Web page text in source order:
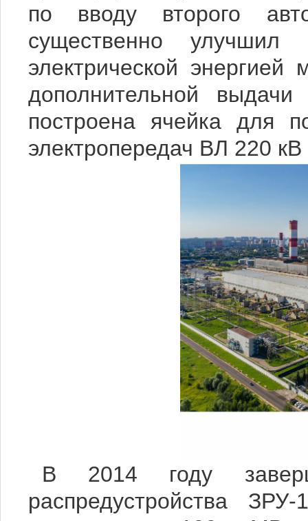
по вводу второго
существенно улучшил
электрической
дополнительной
построена ячейка для
электропередач ВЛ 220
В 2014 году
распредустройства